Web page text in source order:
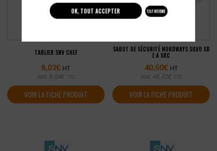
TABLIER SNV CHEF
8,03€ HT
soit 9,64€ TTC
VOIR LA FICHE PRODUIT
SABOT DE SÉCURITÉ NORDWAYS SILVO SB
E A SRC
40,60€ HT
soit 48,72€ TTC
VOIR LA FICHE PRODUIT
OK, TOUT ACCEPTER TOUT INTERDIRE